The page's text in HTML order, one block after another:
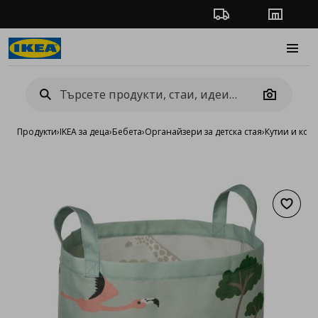
Проследяване на
Camera
Продукти›IKEA за деца›Бебета›Органайзери за детска стая›Кутии и